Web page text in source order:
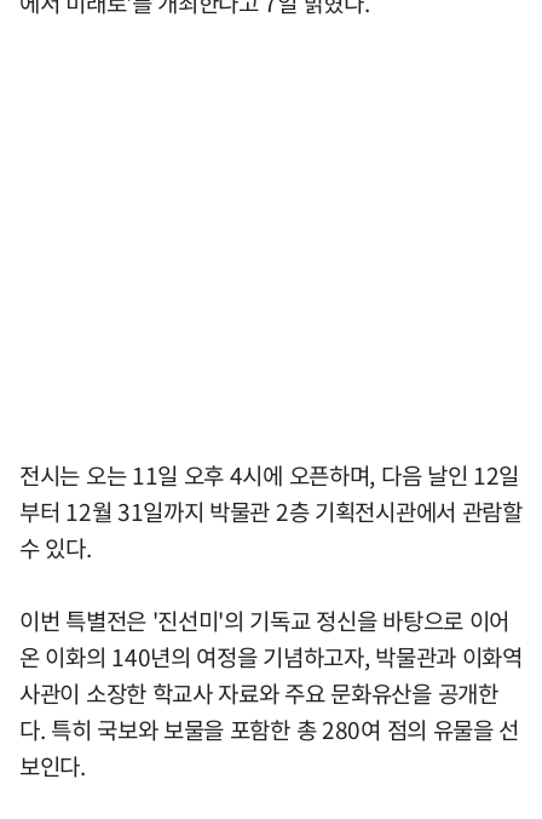
전시는 오는 11일 오후 4시에 오픈하며, 다음 날인 12일
부터 12월 31일까지 박물관 2층 기획전시관에서 관람할
수 있다.
이번 특별전은 '진선미'의 기독교 정신을 바탕으로 이어
온 이화의 140년의 여정을 기념하고자, 박물관과 이화역
사관이 소장한 학교사 자료와 주요 문화유산을 공개한
다. 특히 국보와 보물을 포함한 총 280여 점의 유물을 선
보인다.